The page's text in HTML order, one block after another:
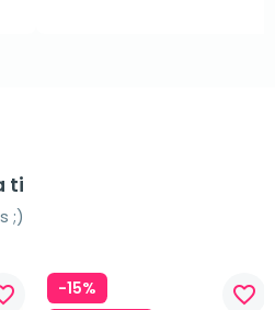
ti
;)
-15%
favorite_border